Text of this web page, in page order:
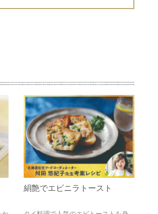
絹艶でエビニラトースト